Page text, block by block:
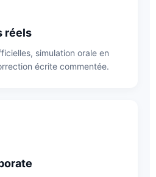
réels
simulation orale en
écrite commentée.